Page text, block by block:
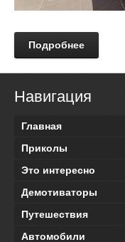
Подробнее
Навигация
Главная
Приколы
Это интересно
Демотиваторы
Путешествия
Автомобили